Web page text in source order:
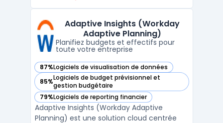
des ressources et la visibilité sur l’état
d’avancement ...
Adaptive Insights (Workday
Adaptive Planning)
Planifiez budgets et effectifs pour
toute votre entreprise
87%Logiciels de visualisation de données
— voir Adaptive Insights (Workday Adaptive Planning)
85%Logiciels de budget prévisionnel et
gestion budgétaire
— voir Adaptive Insights (Workday Adaptive Planning)
79%Logiciels de reporting financier
— voir Adaptive Insights (Workday Adaptive Planning)
Adaptive Insights (Workday Adaptive
Planning) est une solution cloud centrée